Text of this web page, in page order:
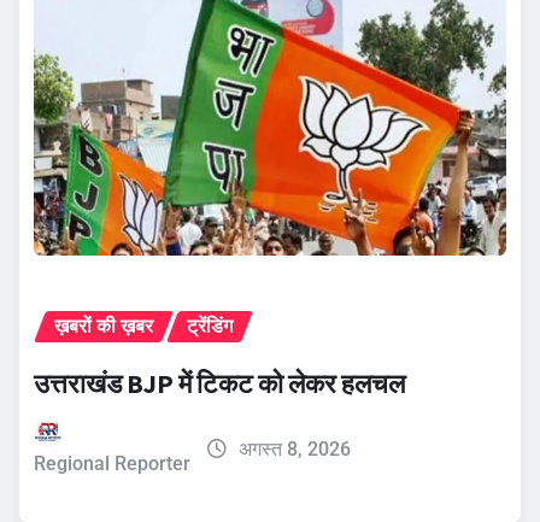
ख़बरों की ख़बर ट्रेंडिंग
उत्तराखंड BJP में टिकट को लेकर हलचल
Regional Reporter
अगस्त 8, 2026